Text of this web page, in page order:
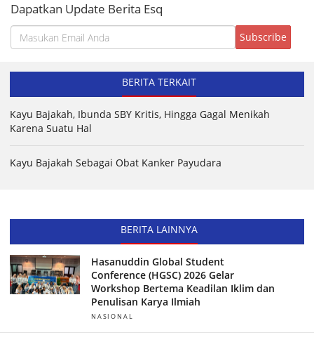
Dapatkan Update Berita Esq
BERITA TERKAIT
Kayu Bajakah, Ibunda SBY Kritis, Hingga Gagal Menikah
Karena Suatu Hal
Kayu Bajakah Sebagai Obat Kanker Payudara
BERITA LAINNYA
Hasanuddin Global Student
Conference (HGSC) 2026 Gelar
Workshop Bertema Keadilan Iklim dan
Penulisan Karya Ilmiah
NASIONAL